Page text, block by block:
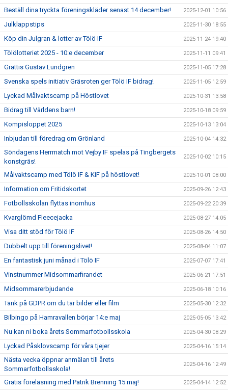
Beställ dina tryckta föreningskläder senast 14 december! 2025-12-01 10:56
Julklappstips 2025-11-30 18:55
Köp din Julgran & lotter av Tölö IF 2025-11-24 19:40
Tölölotteriet 2025 - 10:e december 2025-11-11 09:41
Grattis Gustav Lundgren 2025-11-05 17:28
Svenska spels initiativ Gräsroten ger Tölö IF bidrag! 2025-11-05 12:59
Lyckad Målvaktscamp på Höstlovet 2025-10-31 13:58
Bidrag till Världens barn! 2025-10-18 09:59
Kompisloppet 2025 2025-10-13 13:04
Inbjudan till föredrag om Grönland 2025-10-04 14:32
Söndagens Herrmatch mot Vejby IF spelas på Tingbergets
konstgräs!
2025-10-02 10:15
Målvaktscamp med Tölö IF & KIF på höstlovet! 2025-10-01 08:00
Information om Fritidskortet 2025-09-26 12:43
Fotbollsskolan flyttas inomhus 2025-09-22 20:39
Kvarglömd Fleecejacka 2025-08-27 14:05
Visa ditt stöd för Tölö IF 2025-08-26 14:50
Dubbelt upp till föreningslivet! 2025-08-04 11:07
En fantastisk juni månad i Tölö IF 2025-07-07 17:41
Vinstnummer Midsommarfirandet 2025-06-21 17:51
Midsommarerbjudande 2025-06-18 10:16
Tänk på GDPR om du tar bilder eller film 2025-05-30 12:32
Bilbingo på Hamravallen börjar 14:e maj 2025-05-05 13:42
Nu kan ni boka årets Sommarfotbollsskola 2025-04-30 08:29
Lyckad Påsklovscamp för våra tjejer 2025-04-16 15:14
Nästa vecka öppnar anmälan till årets
Sommarfotbollsskola!
2025-04-16 12:49
Gratis föreläsning med Patrik Brenning 15 maj! 2025-04-14 12:52